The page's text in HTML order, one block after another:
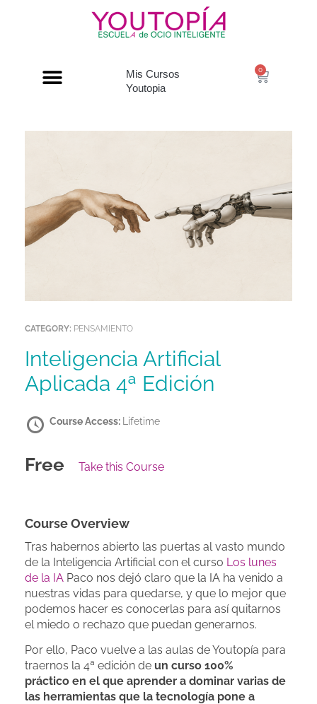
Mis Cursos
Youtopia
0
CATEGORY: PENSAMIENTO
Inteligencia Artificial
Aplicada 4ª Edición
Course Access: Lifetime
Free Take this Course
Course Overview
Tras habernos abierto las puertas al vasto mundo
de la Inteligencia Artificial con el curso Los lunes
de la IA Paco nos dejó claro que la IA ha venido a
nuestras vidas para quedarse, y que lo mejor que
podemos hacer es conocerlas para así quitarnos
el miedo o rechazo que puedan generarnos.
Por ello, Paco vuelve a las aulas de Youtopía para
traernos la 4ª edición de un curso 100%
práctico en el que aprender a dominar varias de
las herramientas que la tecnología pone a